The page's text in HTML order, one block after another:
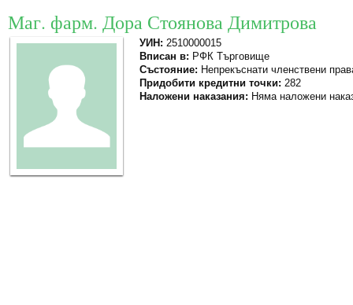
Маг. фарм. Дора Стоянова Димитрова
УИН: 2510000015
Вписан в: РФК Търговище
Състояние: Непрекъснати членствени
Придобити кредитни точки: 282
Наложени наказания: Няма наложени